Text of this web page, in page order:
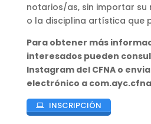
notarios/as, sin importar su
o la disciplina artística que
Para obtener más
interesados pueden
Instagram del CFNA o
electrónico a
INSCRIPCIÓN